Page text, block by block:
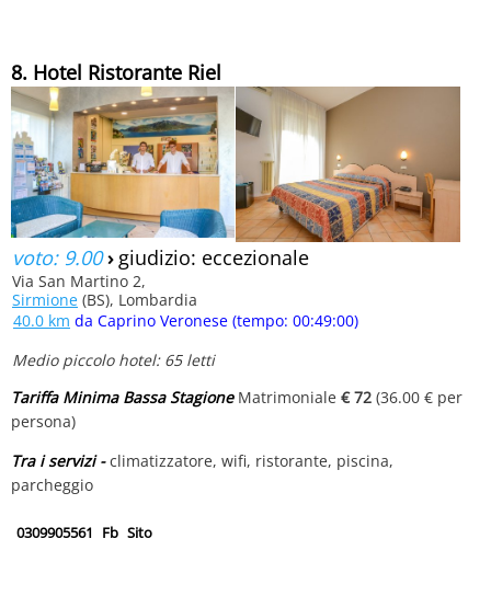
8. Hotel Ristorante Riel
voto: 9.00› giudizio: eccezionale
Via San Martino 2,
Sirmione (BS), Lombardia
40.0 km da Caprino Veronese (tempo: 00:49:00)
Medio piccolo hotel: 65 letti
Tariffa Minima Bassa StagioneMatrimoniale € 72 (36.00 € per
persona)
Tra i servizi -climatizzatore, wifi, ristorante, piscina,
parcheggio
0309905561 Fb Sito